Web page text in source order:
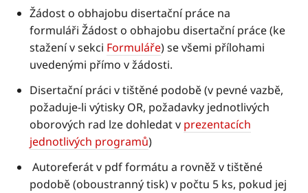
Žádost o obhajobu disertační práce na
formuláři Žádost o obhajobu disertační práce (ke
stažení v sekci Formuláře) se všemi přílohami
uvedenými přímo v žádosti.
Disertační práci v tištěné podobě (v pevné vazbě,
požaduje-li výtisky OR, požadavky jednotlivých
oborových rad lze dohledat v prezentacích
jednotlivých programů)
Autoreferát v pdf formátu a rovněž v tištěné
podobě (oboustranný tisk) v počtu 5 ks, pokud jej